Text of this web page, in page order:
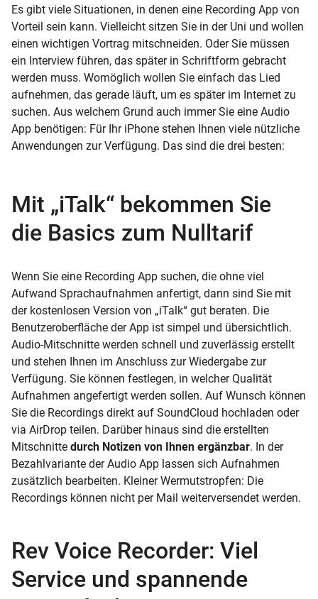
Es gibt viele Situationen, in denen eine Recording App von
Vorteil sein kann. Vielleicht sitzen Sie in der Uni und wollen
einen wichtigen Vortrag mitschneiden. Oder Sie müssen
ein Interview führen, das später in Schriftform gebracht
werden muss. Womöglich wollen Sie einfach das Lied
aufnehmen, das gerade läuft, um es später im Internet zu
suchen. Aus welchem Grund auch immer Sie eine Audio
App benötigen: Für Ihr iPhone stehen Ihnen viele nützliche
Anwendungen zur Verfügung. Das sind die drei besten:
Mit „iTalk“ bekommen Sie
die Basics zum Nulltarif
Wenn Sie eine Recording App suchen, die ohne viel
Aufwand Sprachaufnahmen anfertigt, dann sind Sie mit
der kostenlosen Version von „iTalk“ gut beraten. Die
Benutzeroberfläche der App ist simpel und übersichtlich.
Audio-Mitschnitte werden schnell und zuverlässig erstellt
und stehen Ihnen im Anschluss zur Wiedergabe zur
Verfügung. Sie können festlegen, in welcher Qualität
Aufnahmen angefertigt werden sollen. Auf Wunsch können
Sie die Recordings direkt auf SoundCloud hochladen oder
via AirDrop teilen. Darüber hinaus sind die erstellten
Mitschnitte durch Notizen von Ihnen ergänzbar. In der
Bezahlvariante der Audio App lassen sich Aufnahmen
zusätzlich bearbeiten. Kleiner Wermutstropfen: Die
Recordings können nicht per Mail weiterversendet werden.
Rev Voice Recorder: Viel
Service und spannende